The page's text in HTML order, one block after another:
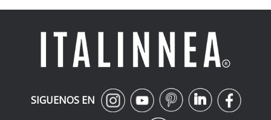
SIGUENOS EN